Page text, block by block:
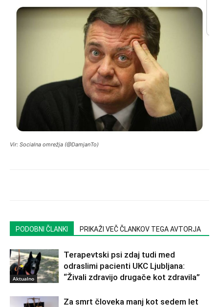
Vir: Socialna omrežja (@DamjanTo)
PODOBNI ČLANKI PRIKAŽI VEČ ČLANKOV TEGA AVTORJA
Aktualno
Terapevtski psi zdaj tudi med
odraslimi pacienti UKC Ljubljana:
“Živali zdravijo drugače kot zdravila”
Za smrt človeka manj kot sedem let